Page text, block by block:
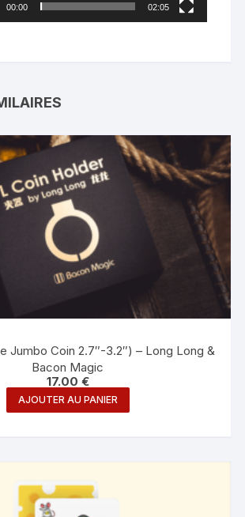
00:00 02:05
Jumbo Coin 2.7″-3.2″) – Long Long &
Bacon Magic
17.00 €
AJOUTER AU PANIER